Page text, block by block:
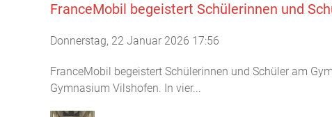
FranceMobil begeistert Schülerinnen und
Donnerstag, 22 Januar 2026 17:56
FranceMobil begeistert Schülerinnen und Schüler am
Gymnasium Vilshofen. In vier...